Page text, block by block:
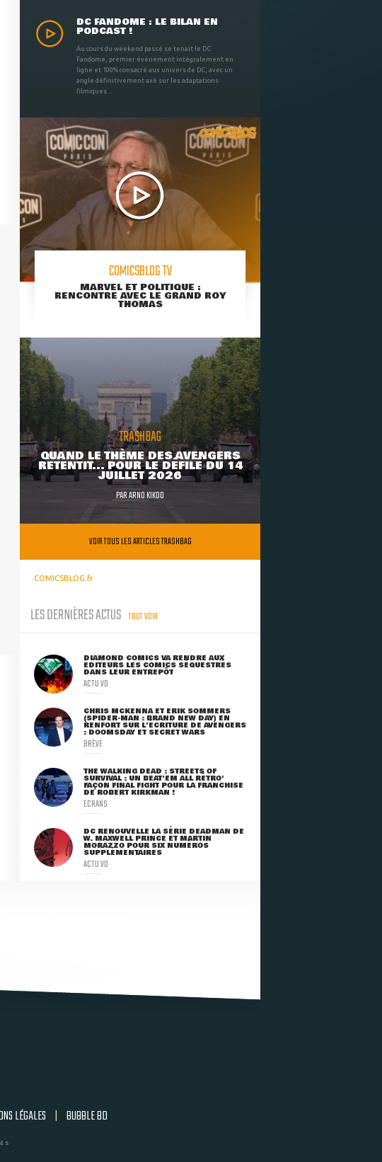
DC FANDOME : LE BILAN EN
PODCAST !
Au cours du weekend passé se tenait le DC
Fandome, premier évènement intégralement en
ligne et 100% consacré aux univers de DC, avec un
angle définitivement axé sur les adaptations
filmiques ...
COMICSBLOG TV
MARVEL ET POLITIQUE :
RENCONTRE AVEC LE GRAND ROY
THOMAS
TRASHBAG
QUAND LE THÈME DES AVENGERS
RETENTIT... POUR LE DÉFILÉ DU 14
JUILLET 2026
PARARNO KIKOO
VOIR TOUS LES ARTICLES TRASHBAG
COMICSBLOG.fr
LES DERNIÈRES ACTUS TOUT VOIR
DIAMOND COMICS VA RENDRE AUX
ÉDITEURS LES COMICS SÉQUESTRÉS
DANS LEUR ENTREPÔT
ACTU VO
CHRIS MCKENNA ET ERIK SOMMERS
(SPIDER-MAN : BRAND NEW DAY) EN
RENFORT SUR L'ÉCRITURE DE AVENGERS
: DOOMSDAY ET SECRET WARS
BRÈVE
THE WALKING DEAD : STREETS OF
SURVIVAL : UN BEAT'EM ALL RÉTRO'
FAÇON FINAL FIGHT POUR LA FRANCHISE
DE ROBERT KIRKMAN !
ECRANS
DC RENOUVELLE LA SÉRIE DEADMAN DE
W. MAXWELL PRINCE ET MARTIN
MORAZZO POUR SIX NUMÉROS
SUPPLÉMENTAIRES
ACTU VO
LÉGALES | BUBBLE BD